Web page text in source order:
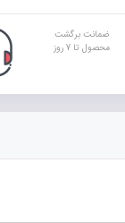
ضمانت برگشت
محصول تا 7 روز